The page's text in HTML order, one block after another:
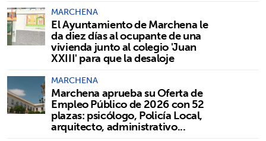
MARCHENA
El Ayuntamiento de Marchena le
da diez días al ocupante de una
vivienda junto al colegio 'Juan
XXIII' para que la desaloje
MARCHENA
Marchena aprueba su Oferta de
Empleo Público de 2026 con 52
plazas: psicólogo, Policía Local,
arquitecto, administrativo...